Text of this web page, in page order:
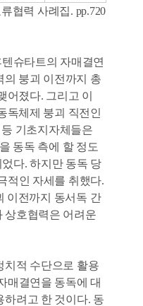
협력 사례집. pp.720
슈타트의 자매결연
의 붕괴 이전까지 총
어졌다. 그리고 이
독체제 붕괴 직전인
기초지자체들은
동독 측에 할 정도
다. 하지만 동독 당
적인 자세를 취했다.
이전까지 동서독 간
상호협력은 어려운
치적 수단으로 활용
매결연을 동독에 대
하려고 한 것이다. 동